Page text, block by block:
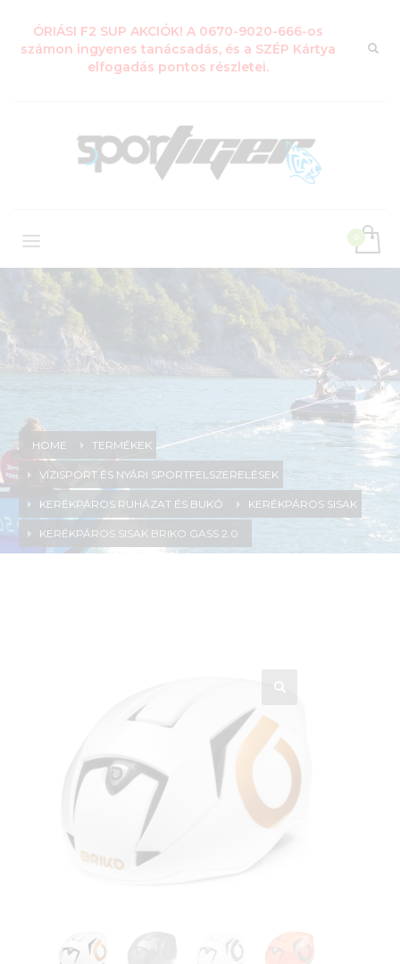
ÓRIÁSI F2 SUP AKCIÓK! A 0670-9020-666-os
számon ingyenes tanácsadás, és a SZÉP Kártya
elfogadás pontos részletei.
HOME TERMÉKEK
VÍZISPORT ÉS NYÁRI SPORTFELSZERELÉSEK
KERÉKPÁROS RUHÁZAT ÉS BUKÓ KERÉKPÁROS SISAK
KERÉKPÁROS SISAK BRIKO GASS 2.0